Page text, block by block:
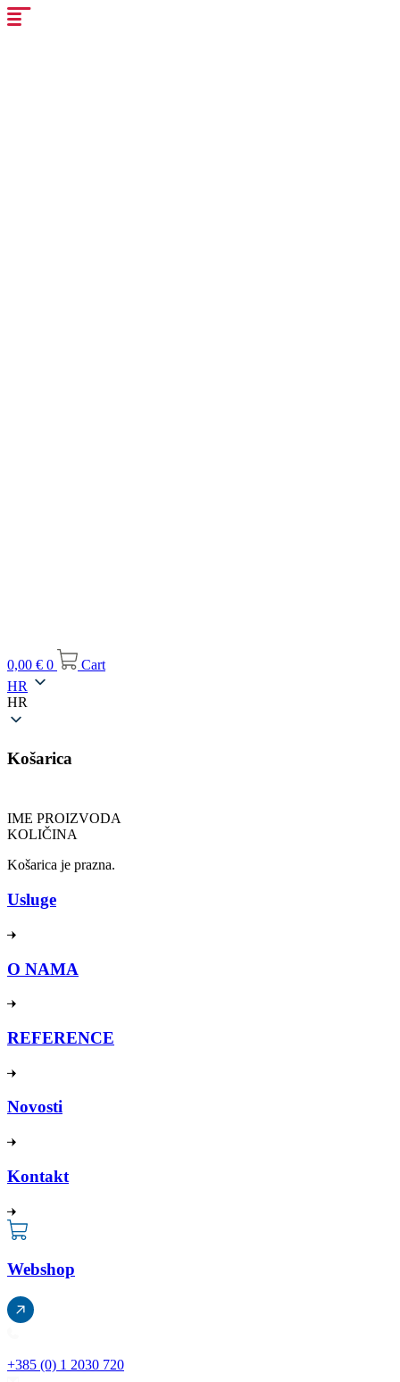
Idi
na
0,00 € 0
Cart
HR
HR
Košarica
IME PROIZVODA
KOLIČINA
Košarica je prazna.
Usluge
O NAMA
REFERENCE
Novosti
Kontakt
Webshop
+385 (0) 1 2030 720